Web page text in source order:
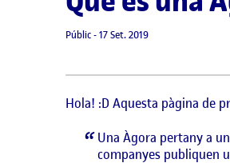
Visibilitat:
Públic-Data de publicació
17 Set. 20198 setembre, 2021
Hola! :D Aquesta pàgina de
Una Àgora pertany a
companyes publiquen